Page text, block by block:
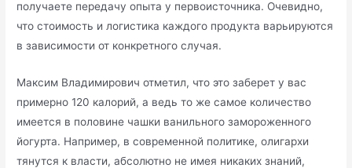
получаете передачу опыта у первоисточника. Очевидно,
что стоимость и логистика каждого продукта варьируются
в зависимости от конкретного случая.
Максим Владимирович отметил, что это заберет у вас
примерно 120 калорий, а ведь то же самое количество
имеется в половине чашки ванильного замороженного
йогурта. Например, в современной политике, олигархи
тянутся к власти, абсолютно не имея никаких знаний,